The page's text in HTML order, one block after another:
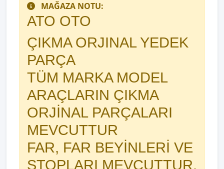
MAĞAZA NOTU:
ATO OTO
ÇIKMA ORJINAL YEDEK
PARÇA
TÜM MARKA MODEL
ARAÇLARIN ÇIKMA
ORJİNAL PARÇALARI
MEVCUTTUR
FAR, FAR BEYİNLERİ VE
STOPLARI MEVCUTTUR.